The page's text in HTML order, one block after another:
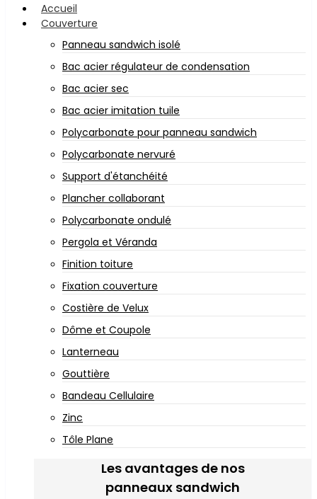
Accueil
Couverture
Panneau sandwich isolé
Bac acier régulateur de condensation
Bac acier sec
Bac acier imitation tuile
Polycarbonate pour panneau sandwich
Polycarbonate nervuré
Support d'étanchéité
Plancher collaborant
Polycarbonate ondulé
Pergola et Véranda
Finition toiture
Fixation couverture
Costière de Velux
Dôme et Coupole
Lanterneau
Gouttière
Bandeau Cellulaire
Zinc
Tôle Plane
Les avantages de nos
panneaux sandwich